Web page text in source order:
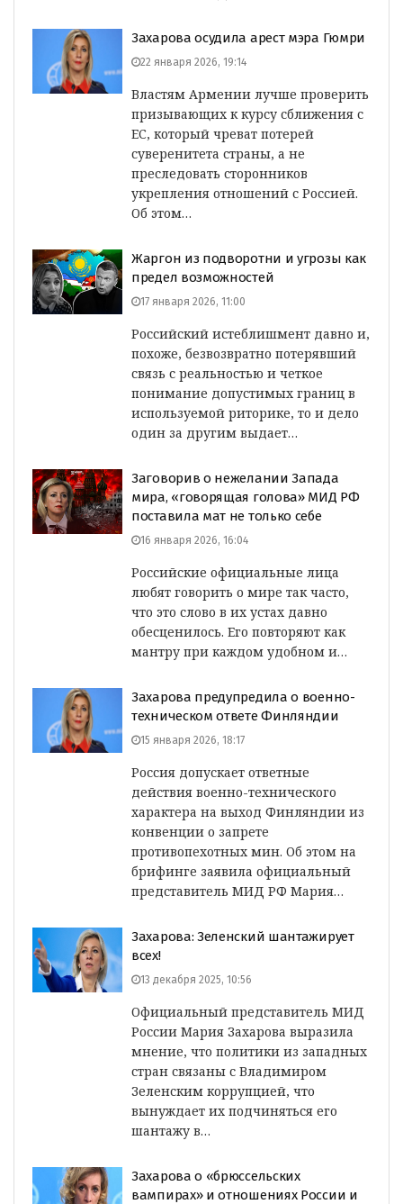
Захарова осудила арест мэра Гюмри
22 января 2026, 19:14
Властям Армении лучше проверить
призывающих к курсу сближения с
ЕС, который чреват потерей
суверенитета страны, а не
преследовать сторонников
укрепления отношений с Россией.
Об этом…
Жаргон из подворотни и угрозы как
предел возможностей
17 января 2026, 11:00
Российский истеблишмент давно и,
похоже, безвозвратно потерявший
связь с реальностью и четкое
понимание допустимых границ в
используемой риторике, то и дело
один за другим выдает…
Заговорив о нежелании Запада
мира, «говорящая голова» МИД РФ
поставила мат не только себе
16 января 2026, 16:04
Российские официальные лица
любят говорить о мире так часто,
что это слово в их устах давно
обесценилось. Его повторяют как
мантру при каждом удобном и…
Захарова предупредила о военно-
техническом ответе Финляндии
15 января 2026, 18:17
Россия допускает ответные
действия военно-технического
характера на выход Финляндии из
конвенции о запрете
противопехотных мин. Об этом на
брифинге заявила официальный
представитель МИД РФ Мария…
Захарова: Зеленский шантажирует
всех!
13 декабря 2025, 10:56
Официальный представитель МИД
России Мария Захарова выразила
мнение, что политики из западных
стран связаны с Владимиром
Зеленским коррупцией, что
вынуждает их подчиняться его
шантажу в…
Захарова о «брюссельских
вампирах» и отношениях России и